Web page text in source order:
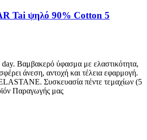
Tai ψηλό 90% Cotton 5
Βαμβακερό ύφασμα με ελαστικότητα,
άνεση, αντοχή και τέλεια εφαρμογή.
Συσκευασία πέντε τεμαχίων (5
Παραγωγής μας